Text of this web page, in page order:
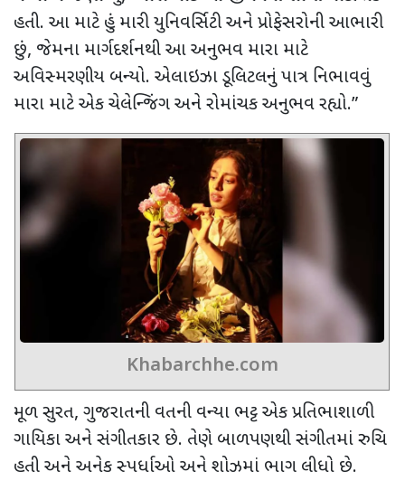
હતી. આ માટે હું મારી યુનિવર્સિટી અને પ્રોફેસરોની આભારી
છું, જેમના માર્ગદર્શનથી આ અનુભવ મારા માટે
અવિસ્મરણીય બન્યો. એલાઇઝા ડૂલિટલનું પાત્ર નિભાવવું
મારા માટે એક ચેલેન્જિંગ અને રોમાંચક અનુભવ રહ્યો.”
Khabarchhe.com
મૂળ સુરત, ગુજરાતની વતની વન્યા ભટ્ટ એક પ્રતિભાશાળી
ગાયિકા અને સંગીતકાર છે. તેણે બાળપણથી સંગીતમાં રુચિ
હતી અને અનેક સ્પર્ધાઓ અને શોઝમાં ભાગ લીધો છે.